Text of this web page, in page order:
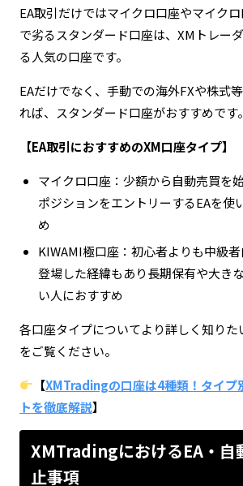
EA取引だけではマイクロ口座やマイク
で劣るスタンダード口座は、XMトレー
る人気の口座です。
EAだけでなく、手動での海外FXや株式
れば、スタンダード口座がおすすめです。
【EA取引におすすめのXM口座タイプ】
マイクロ口座：少額から自動売買を
ポジションをエントリーするEAを使
め
KIWAMI極口座：初心者よりも中級
登場した経緯もあり長期保有や大き
い人におすすめ
各口座タイプについてより詳しく知り
をご覧ください。
【XMTradingの口座は4種類！タイプ
トを徹底解説】
XMTradingにおけるEA・自
止事項